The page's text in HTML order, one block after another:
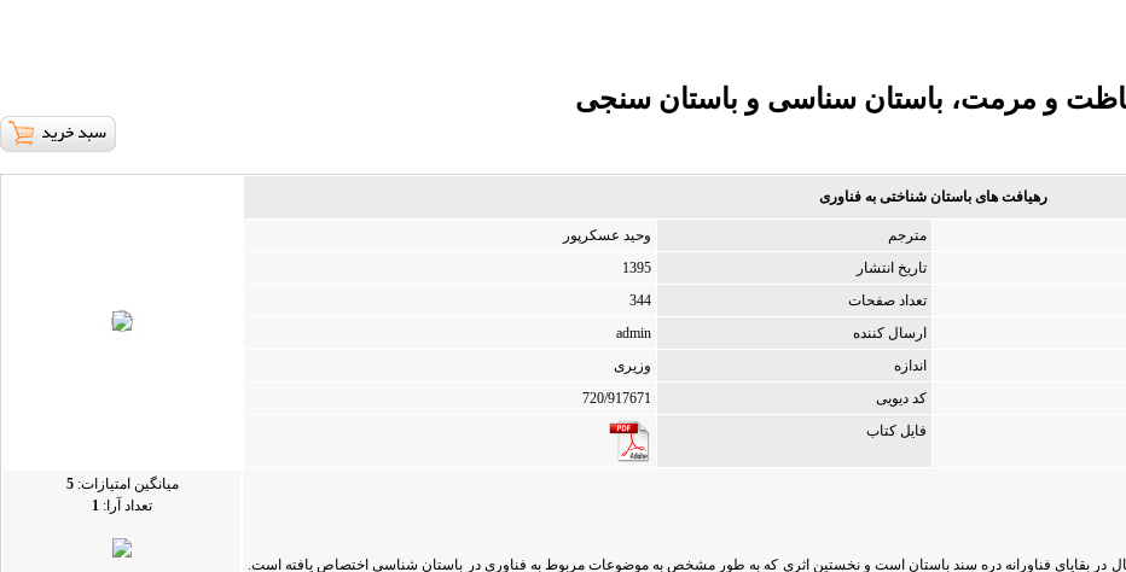
و مرمت، باستان سناسی و باستان سنجی
رهیافت های باستان شناختی به فناوری
مترجم
وحید عسکرپور
تاریخ انتشار
1395
تعداد صفحات
344
ارسال کننده
admin
اندازه
وزیری
کد دیویی
720/917671
فایل کتاب
در بقایای فناورانه دره سند باستان است و نخستین اثری که به طور مشخص به موضوعات مربوط به فناوری در باستان شناسی اختصاص یافته است.
میانگین امتیازات:5
تعداد آرا: 1